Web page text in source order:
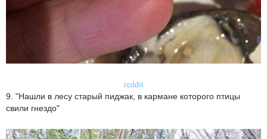
reddit
9. "Нашли в лесу старый пиджак, в кармане которого птицы
свили гнездо"